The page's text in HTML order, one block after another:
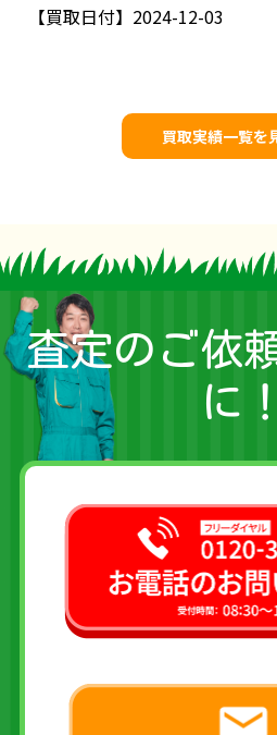
【買取日付】 2024-12-03
買取実績一覧を
査定のご依
に！